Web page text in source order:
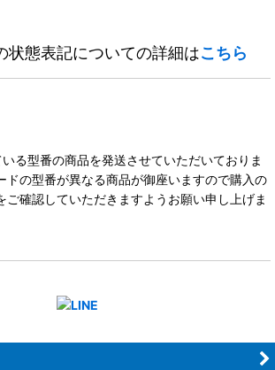
態表記についての詳細はこちら
る型番の商品を発送させていただいておりま
ドの型番が異なる商品が御座いますので購入の
ご確認していただきますようお願い申し上げま